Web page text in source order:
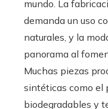
mundo. La
demanda un uso
naturales, y la
panorama al
Muchas piezas
sintéticas como el
biodegradables y